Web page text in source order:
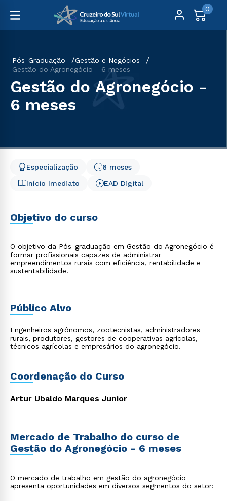
0
Pós-Graduação
Gestão e Negócios
Gestão do Agronegócio - 6 meses
Gestão do Agronegócio -
6 meses
Início Imediato
6 meses
Especialização
EAD Digital
Objetivo do curso
O objetivo da Pós-graduação em Gestão do Agronegócio é
formar profissionais capazes de administrar
empreendimentos rurais com eficiência, rentabilidade e
sustentabilidade.
Público Alvo
Engenheiros agrônomos, zootecnistas, administradores
rurais, produtores, gestores de cooperativas agrícolas,
técnicos agrícolas e empresários do agronegócio.
Coordenação do Curso
Artur Ubaldo Marques Junior
Mercado de Trabalho do curso de
Gestão do Agronegócio - 6 meses
O mercado de trabalho em gestão do agronegócio
apresenta oportunidades em diversos segmentos do setor: